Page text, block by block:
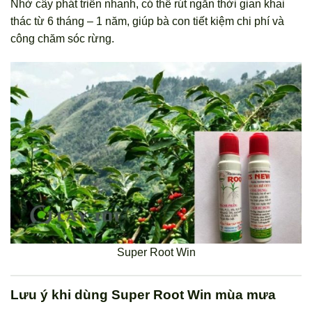
Nhờ cây phát triển nhanh, có thể rút ngắn thời gian khai
thác từ 6 tháng – 1 năm, giúp bà con tiết kiệm chi phí và
công chăm sóc rừng.
Super Root Win
Lưu ý khi dùng Super Root Win mùa mưa